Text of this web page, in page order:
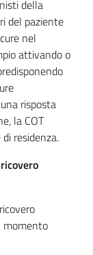
della
del paziente
nel
attivando o
risposta
la COT
residenza.
momento